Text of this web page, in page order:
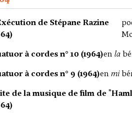
de Stépane Razine
à cordes n° 10 (1964)enla
à cordes n° 9 (1964)en mi
de la musique de film de